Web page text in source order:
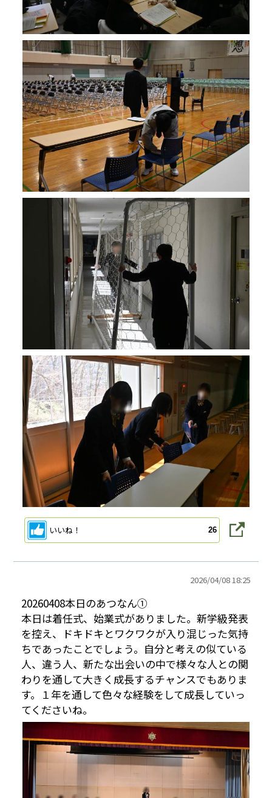
いいね！ 26
2026/04/08 18:25
20260408本日のあつなん①
本日は着任式、始業式がありました。新学級発表
を控え、ドキドキとワクワクが入り混じった気持
ちであったことでしょう。自分と考えの似ている
人、違う人、新たな出会いの中で様々な人との関
わりを通して大きく成長するチャンスでもありま
す。１年を通して色々な経験をして成長していっ
てくださいね。